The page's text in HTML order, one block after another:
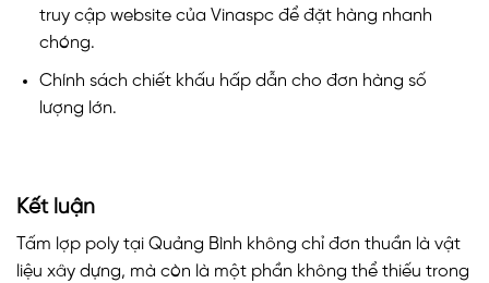
truy cập website của Vinaspc để đặt hàng nhanh
chóng.
Chính sách chiết khấu hấp dẫn cho đơn hàng số
lượng lớn.
Kết luận
Tấm lợp poly tại Quảng Bình không chỉ đơn thuần là vật
liệu xây dựng, mà còn là một phần không thể thiếu trong